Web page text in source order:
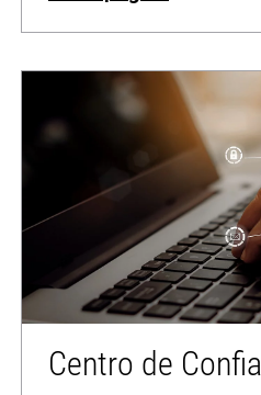
abre
una
pestaña
Centro de